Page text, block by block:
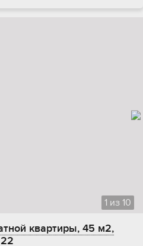
1 из 10
квартиры, 45 м2,